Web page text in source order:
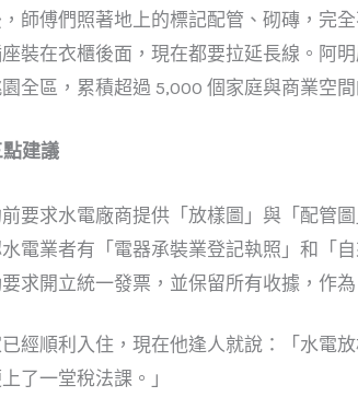
師傅們照著地上的標記配管、砌磚，完
裝在衣櫃後面，現在都要拉延長線。阿
全區，累積超過 5,000 個家庭與商業空
建議
要求水電廠商提供「放樣圖」與「配管
電業者有「電器承裝業登記執照」和「
求開立統一發票，並保留所有收據，作
經順利入住，現在他逢人就說：「水電
了一堂稅法課。」